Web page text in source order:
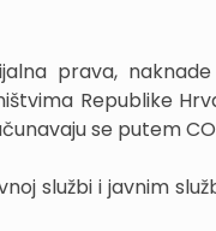
prava,
Republike
se putem
službi i javnim